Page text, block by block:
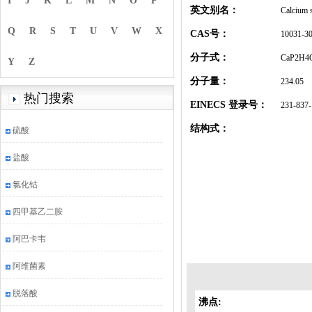
Q R S T U V W X
Y Z
热门搜索
硫酸
盐酸
氯化钴
四甲基乙二胺
阿巴卡韦
阿维菌素
脱落酸
英文别名： Calcium
CAS号： 10031-
分子式：
分子量： 234.05
EINECS 登录号： 231-
结构式：
沸点: